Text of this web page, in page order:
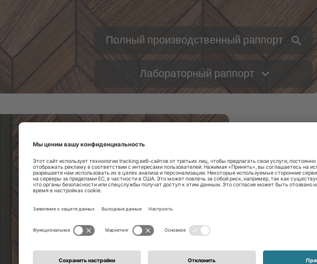
Полный производственный раппорт
Лабораторный раппорт